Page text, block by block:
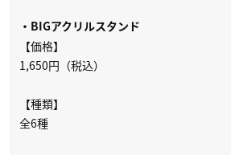
・BIGアクリルスタンド
【価格】
1,650円（税込）
【種類】
全6種